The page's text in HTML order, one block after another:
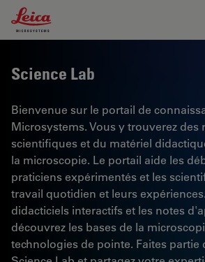
Leica Microsystems Logo
Science Lab
Bienvenue sur le portail de
Microsystems. Vous y trouverez des
scientifiques et du matériel
la microscopie. Le portail aide les
praticiens expérimentés et les
travail quotidien et leurs
didacticiels interactifs et les notes
découvrez les bases de la
technologies de pointe. Faites partie